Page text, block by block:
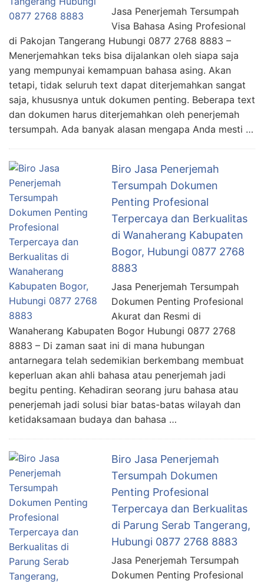
Jasa Penerjemah Tersumpah
Visa Bahasa Asing Profesional
di Pakojan Tangerang Hubungi 0877 2768 8883 –
Menerjemahkan teks bisa dijalankan oleh siapa saja
yang mempunyai kemampuan bahasa asing. Akan
tetapi, tidak seluruh text dapat diterjemahkan sangat
saja, khususnya untuk dokumen penting. Beberapa text
dan dokumen harus diterjemahkan oleh penerjemah
tersumpah. Ada banyak alasan mengapa Anda mesti …
Biro Jasa Penerjemah
Tersumpah Dokumen
Penting Profesional
Terpercaya dan Berkualitas
di Wanaherang Kabupaten
Bogor, Hubungi 0877 2768
8883
Jasa Penerjemah Tersumpah
Dokumen Penting Profesional
Akurat dan Resmi di
Wanaherang Kabupaten Bogor Hubungi 0877 2768
8883 – Di zaman saat ini di mana hubungan
antarnegara telah sedemikian berkembang membuat
keperluan akan ahli bahasa atau penerjemah jadi
begitu penting. Kehadiran seorang juru bahasa atau
penerjemah jadi solusi biar batas-batas wilayah dan
ketidaksamaan budaya dan bahasa …
Biro Jasa Penerjemah
Tersumpah Dokumen
Penting Profesional
Terpercaya dan Berkualitas
di Parung Serab Tangerang,
Hubungi 0877 2768 8883
Jasa Penerjemah Tersumpah
Dokumen Penting Profesional